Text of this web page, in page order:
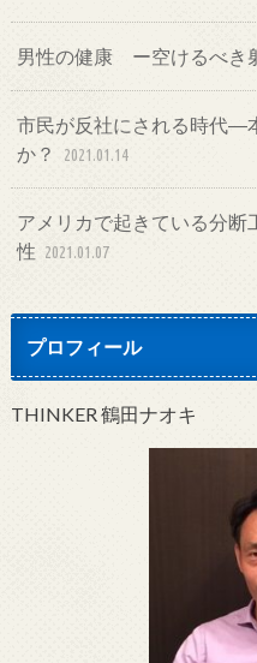
男性の健康 ー空けるべき
市民が反社にされる時代―
か？
2021.01.14
アメリカで起きている分
性 2021.01.07
プロフィール
THINKER 鶴田ナオキ